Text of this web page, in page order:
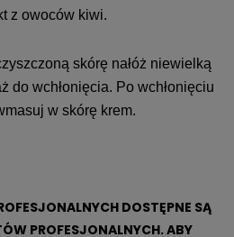
z owoców kiwi.
skórę nałóż niewielką
do wchłonięcia. Po wchłonięciu
w skórę krem.
DOSTĘPNE SĄ
PROFESJONALNYCH. ABY